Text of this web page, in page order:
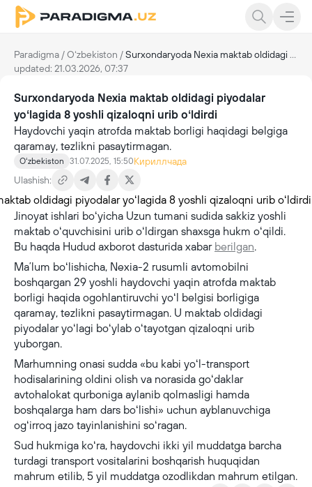
Paradigma /Oʻzbekiston /Surxondaryoda Nexia maktab oldidagi piyodalar yoʻlagida 8 yoshli qizaloqni urib oʻldirdi
updated: 21.03.2026, 07:37
Surxondaryoda Nexia maktab oldidagi piyodalar
yoʻlagida 8 yoshli qizaloqni urib oʻldirdi
Haydovchi yaqin atrofda maktab borligi haqidagi belgiga
qaramay, tezlikni pasaytirmagan.
Oʻzbekiston 31.07.2025, 15:50Кириллчада
Ulashish:
Jinoyat ishlari boʻyicha Uzun tumani sudida sakkiz yoshli
maktab oʻquvchisini urib oʻldirgan shaxsga hukm oʻqildi.
Bu haqda Hudud axborot dasturida xabar berilgan.
Maʼlum boʻlishicha, Nexia-2 rusumli avtomobilni
boshqargan 29 yoshli haydovchi yaqin atrofda maktab
borligi haqida ogohlantiruvchi yoʻl belgisi borligiga
qaramay, tezlikni pasaytirmagan. U maktab oldidagi
piyodalar yoʻlagi boʻylab oʻtayotgan qizaloqni urib
yuborgan.
Marhumning onasi sudda «bu kabi yoʻl-transport
hodisalarining oldini olish va norasida goʻdaklar
avtohalokat qurboniga aylanib qolmasligi hamda
boshqalarga ham dars boʻlishi» uchun ayblanuvchiga
ogʻirroq jazo tayinlanishini soʻragan.
Sud hukmiga koʻra, haydovchi ikki yil muddatga barcha
turdagi transport vositalarini boshqarish huquqidan
mahrum etilib, 5 yil muddatga ozodlikdan mahrum etilgan.